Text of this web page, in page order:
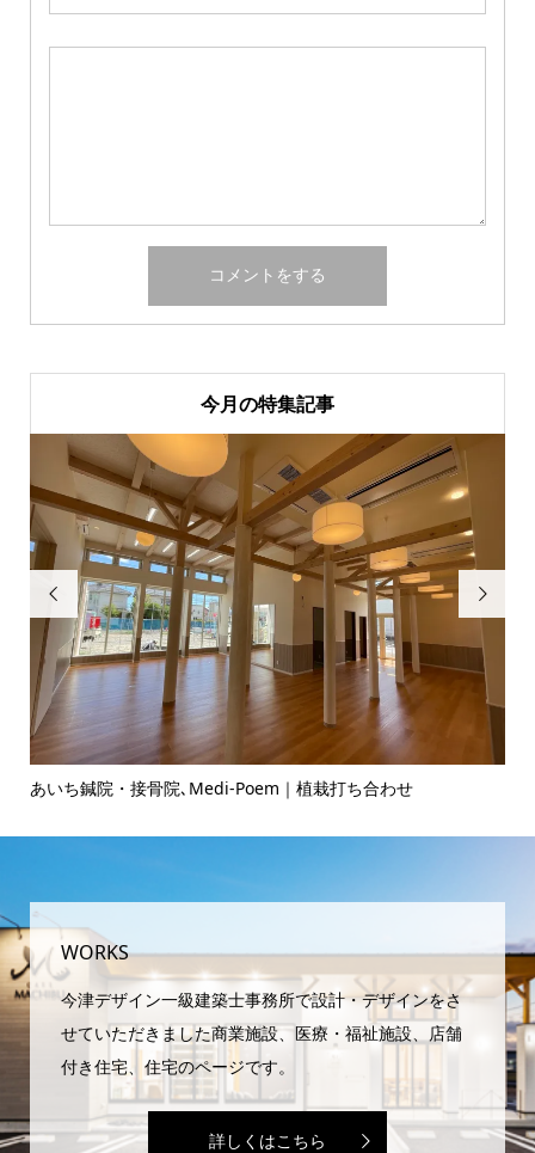
今月の特集記事

院・接骨院､Medi-Poem｜植栽打ち合わせ

WORKS
今津デザイン一級建築士事務所で設計・デザインをさ
せていただきました商業施設、医療・福祉施設、店舗
付き住宅、住宅のページです。
詳しくはこちら